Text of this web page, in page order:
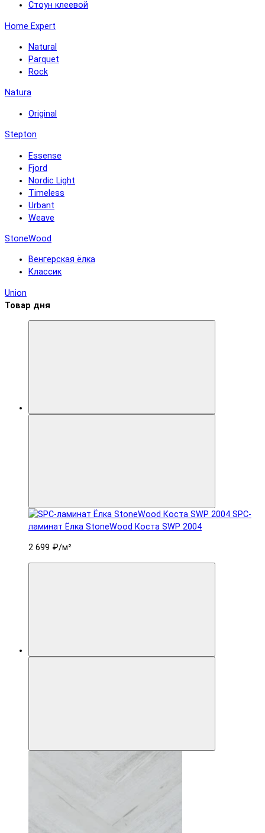
Стоун клеевой
Home Expert
Natural
Parquet
Rock
Natura
Original
Stepton
Essense
Fjord
Nordic Light
Timeless
Urbant
Weave
StoneWood
Венгерская ёлка
Классик
Union
Товар дня
SPC-
ламинат Ëлка StoneWood Коста SWP 2004
2 699 ₽/м²